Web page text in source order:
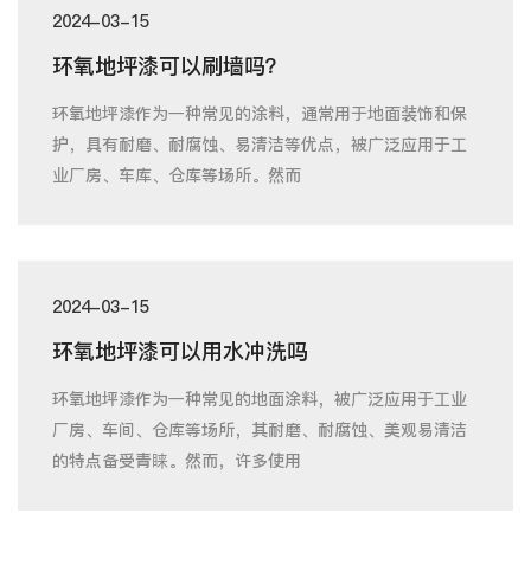
2024-03-15
环氧地坪漆可以刷墙吗？
环氧地坪漆作为一种常见的涂料，通常用于地面装饰和保
护，具有耐磨、耐腐蚀、易清洁等优点，被广泛应用于工
业厂房、车库、仓库等场所。然而
2024-03-15
环氧地坪漆可以用水冲洗吗
环氧地坪漆作为一种常见的地面涂料，被广泛应用于工业
厂房、车间、仓库等场所，其耐磨、耐腐蚀、美观易清洁
的特点备受青睐。然而，许多使用